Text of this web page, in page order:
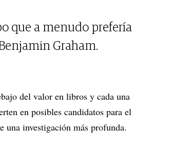
que a menudo prefería
Graham.
del valor en libros y cada una
en posibles candidatos para el
una investigación más profunda.